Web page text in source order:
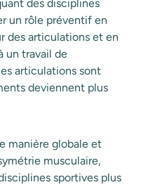
des disciplines
un rôle préventif en
des articulations et en
un travail de
articulations sont
deviennent plus
manière globale et
musculaire,
sportives plus